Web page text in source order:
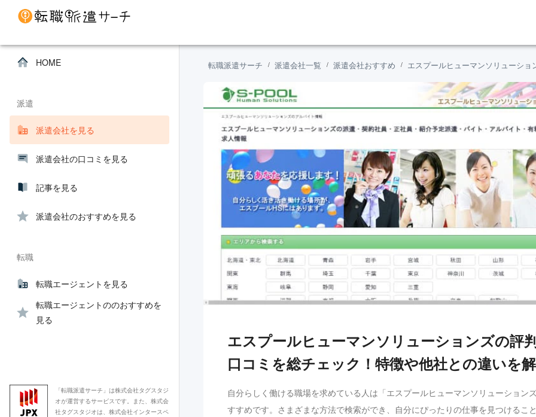
転職派遣サーチ 派遣会社一覧 派遣会社おすすめ エスプールヒューマンソリューシ
エスプールヒューマンソリューションズの評
口コミを総チェック！特徴や他社との違いを
自分らしく働ける職場を求めている人は「エスプールヒューマンソリューション
すすめです。さまざまな方法で検索ができ、自分にぴったりの仕事を見つけるこ
HOME
派遣
派遣会社を見る
派遣会社の口コミを見る
記事を見る
派遣会社のおすすめを見る
転職
転職エージェントを見る
転職エージェントののおすすめを
見る
「転職派遣サーチ」は株式会社タグスタジ
オが運営するサービスです。また、株式会
社タグスタジオは、株式会社インタースペ